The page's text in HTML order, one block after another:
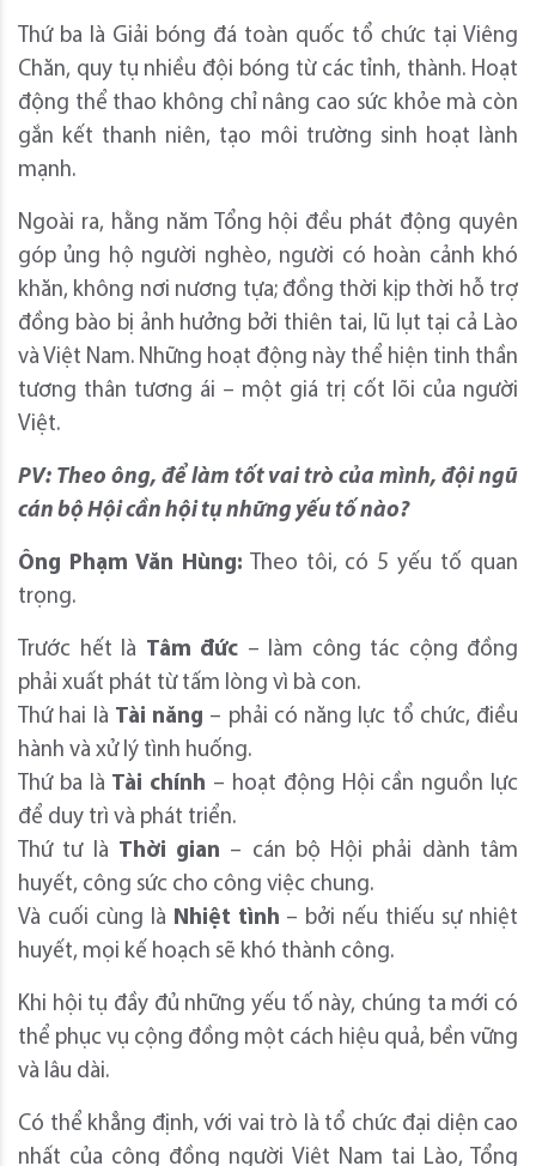
Thứ ba là Giải bóng đá toàn quốc tổ chức tại Viêng
Chăn, quy tụ nhiều đội bóng từ các tỉnh, thành. Hoạt
động thể thao không chỉ nâng cao sức khỏe mà còn
gắn kết thanh niên, tạo môi trường sinh hoạt lành
mạnh.
Ngoài ra, hằng năm Tổng hội đều phát động quyên
góp ủng hộ người nghèo, người có hoàn cảnh khó
khăn, không nơi nương tựa; đồng thời kịp thời hỗ trợ
đồng bào bị ảnh hưởng bởi thiên tai, lũ lụt tại cả Lào
và Việt Nam. Những hoạt động này thể hiện tinh thần
tương thân tương ái – một giá trị cốt lõi của người
Việt.
PV: Theo ông, để làm tốt vai trò của mình, đội ngũ
cán bộ Hội cần hội tụ những yếu tố nào?
Ông Phạm Văn Hùng: Theo tôi, có 5 yếu tố quan
trọng.
Trước hết là Tâm đức – làm công tác cộng đồng
phải xuất phát từ tấm lòng vì bà con.
Thứ hai là Tài năng – phải có năng lực tổ chức, điều
hành và xử lý tình huống.
Thứ ba là Tài chính – hoạt động Hội cần nguồn lực
để duy trì và phát triển.
Thứ tư là Thời gian – cán bộ Hội phải dành tâm
huyết, công sức cho công việc chung.
Và cuối cùng là Nhiệt tình – bởi nếu thiếu sự nhiệt
huyết, mọi kế hoạch sẽ khó thành công.
Khi hội tụ đầy đủ những yếu tố này, chúng ta mới có
thể phục vụ cộng đồng một cách hiệu quả, bền vững
và lâu dài.
Có thể khẳng định, với vai trò là tổ chức đại diện cao
nhất của cộng đồng người Việt Nam tại Lào, Tổng